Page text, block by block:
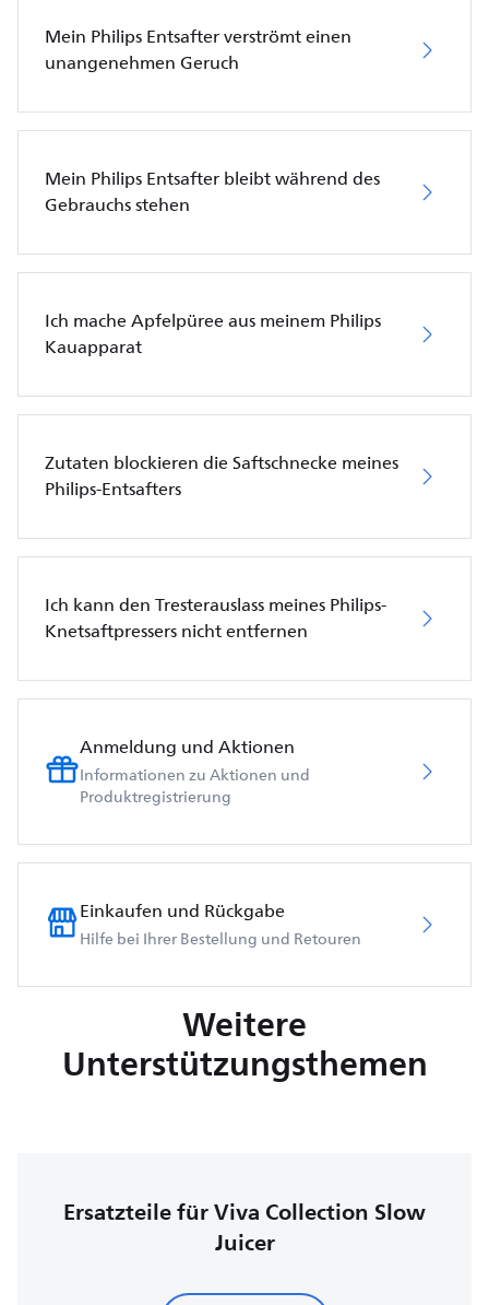
Mein Philips Entsafter verströmt einen
unangenehmen Geruch
Mein Philips Entsafter bleibt während des
Gebrauchs stehen
Ich mache Apfelpüree aus meinem Philips
Kauapparat
Zutaten blockieren die Saftschnecke meines
Philips-Entsafters
Ich kann den Tresterauslass meines Philips-
Knetsaftpressers nicht entfernen
Anmeldung und Aktionen
Informationen zu Aktionen und
Produktregistrierung
Einkaufen und Rückgabe
Hilfe bei Ihrer Bestellung und Retouren
Weitere
Unterstützungsthemen
Ersatzteile für Viva Collection Slow
Juicer